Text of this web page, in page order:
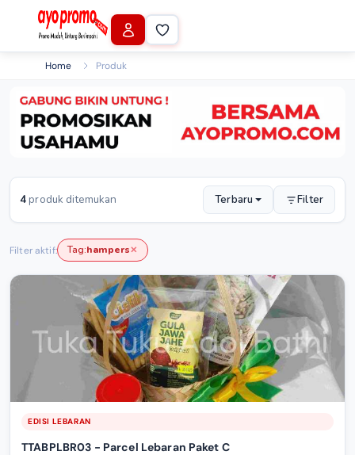
Home Produk
4 produk ditemukan Terbaru Filter
Filter aktif: Tag:hampers✕
EDISI LEBARAN
TTABPLBR03 - Parcel Lebaran Paket C